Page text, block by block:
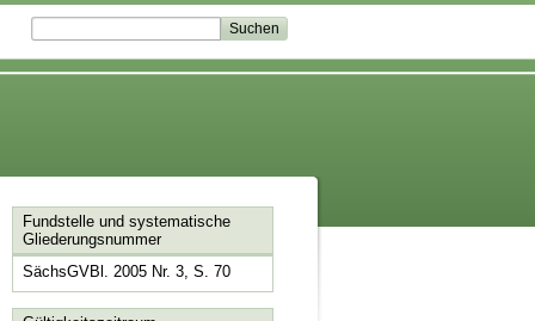
Fundstelle und systematische
Gliederungsnummer
SächsGVBl. 2005 Nr. 3, S. 70